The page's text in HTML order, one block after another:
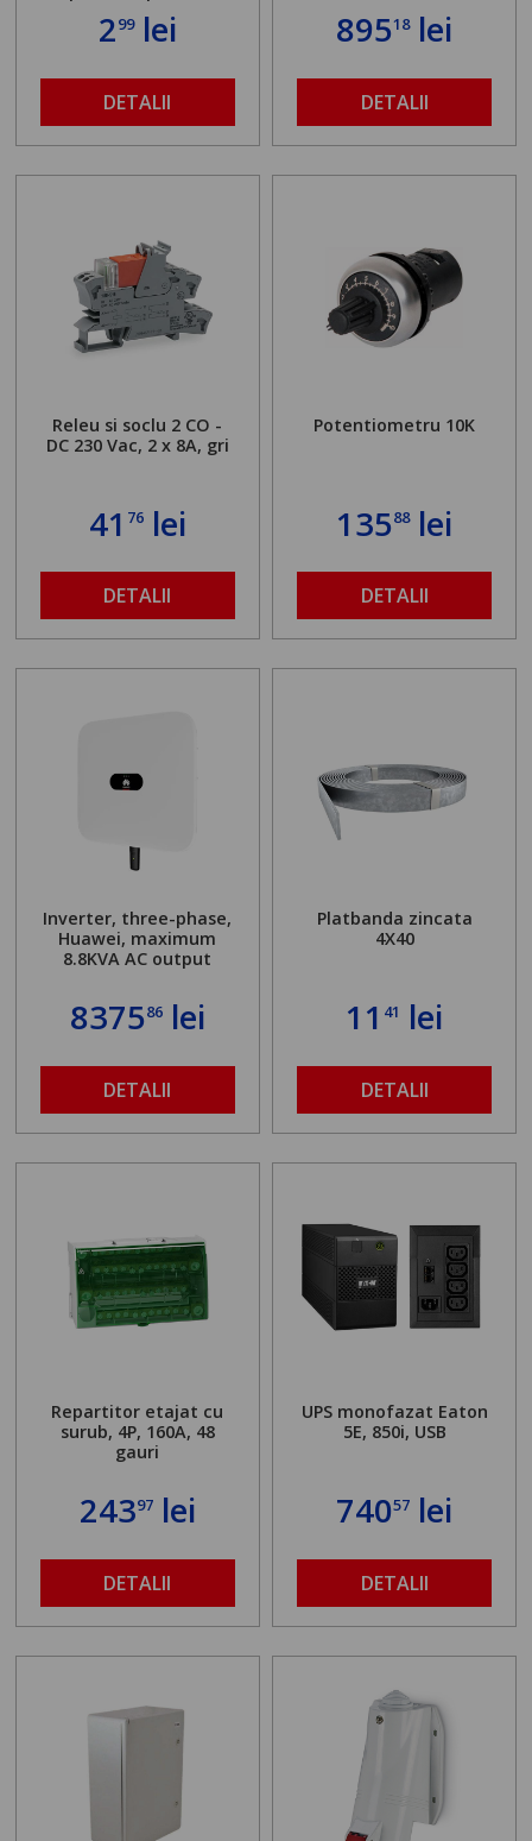
299lei
DETALII
89518lei
DETALII
Releu si soclu 2 CO -
DC 230 Vac, 2 x 8A, gri
41 76lei
DETALII
Potentiometru 10K
13588lei
DETALII
Inverter, three-phase,
Huawei, maximum
8.8KVA AC output
837586lei
DETALII
Platbanda zincata
4X40
11 41 lei
DETALII
Repartitor etajat cu
surub, 4P, 160A, 48
gauri
24397lei
DETALII
UPS monofazat Eaton
5E, 850i, USB
74057 lei
DETALII